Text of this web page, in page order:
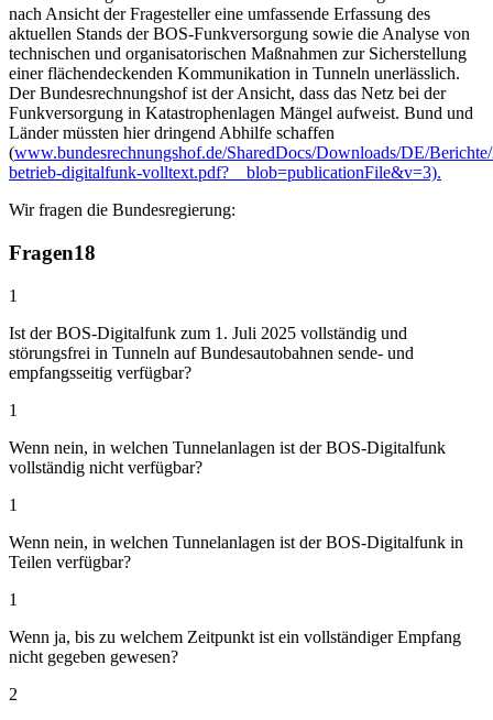
nach Ansicht der Fragesteller eine umfassende Erfassung des
aktuellen Stands der BOS-Funkversorgung sowie die Analyse von
technischen und organisatorischen Maßnahmen zur Sicherstellung
einer flächendeckenden Kommunikation in Tunneln unerlässlich.
Der Bundesrechnungshof ist der Ansicht, dass das Netz bei der
Funkversorgung in Katastrophenlagen Mängel aufweist. Bund und
Länder müssten hier dringend Abhilfe schaffen
(www.bundesrechnungshof.de/SharedDocs/Downloads/DE/
betrieb-digitalfunk-volltext.pdf?__blob=publicationFile&v=3).
Wir fragen die Bundesregierung:
Fragen18
1
Ist der BOS-Digitalfunk zum 1. Juli 2025 vollständig und
störungsfrei in Tunneln auf Bundesautobahnen sende- und
empfangsseitig verfügbar?
1
Wenn nein, in welchen Tunnelanlagen ist der BOS-Digitalfunk
vollständig nicht verfügbar?
1
Wenn nein, in welchen Tunnelanlagen ist der BOS-Digitalfunk in
Teilen verfügbar?
1
Wenn ja, bis zu welchem Zeitpunkt ist ein vollständiger Empfang
nicht gegeben gewesen?
2